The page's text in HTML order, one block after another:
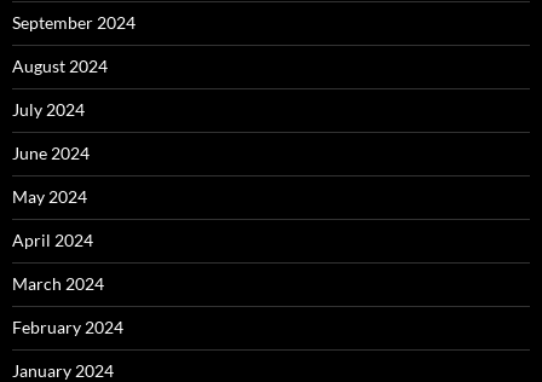
September 2024
August 2024
July 2024
June 2024
May 2024
April 2024
March 2024
February 2024
January 2024